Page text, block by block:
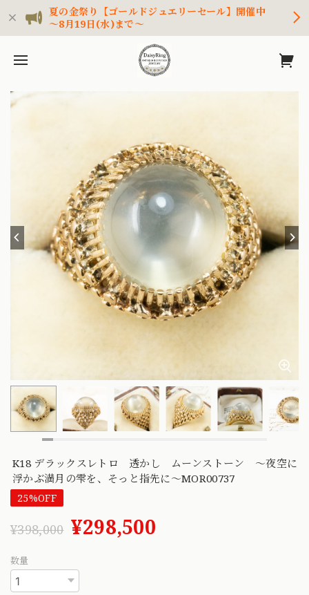
夏の金祭り【ゴールドジュエリーセール】開催中
～8月19日(水)まで～
K18 デラックスレトロ 透かし ムーンストーン ～夜空に
浮かぶ満月の雫を、そっと指先に～MOR00737
25%OFF
¥398,000 ¥298,500
数量